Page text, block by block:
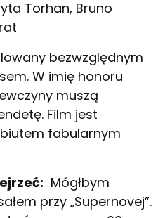
Torhan, Bruno
bezwzględnym
W imię honoru
muszą
Film jest
fabularnym
Mógłbym
przy „Supernovej”.